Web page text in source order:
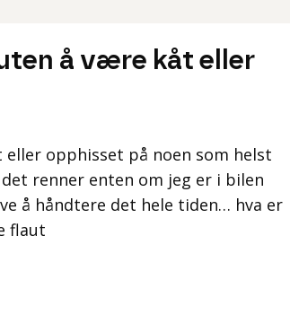
å være kåt eller
opphisset på noen som helst
renner enten om jeg er i bilen
å håndtere det hele tiden… hva er
flaut